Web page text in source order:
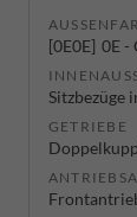
0E0E 0E -
Sitzbezüge
GETRIEBE